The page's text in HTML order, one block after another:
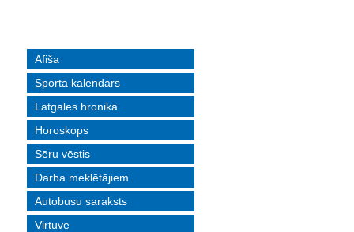
Afiša
Sporta kalendārs
Latgales hronika
Horoskops
Sēru vēstis
Darba meklētājiem
Autobusu saraksts
Virtuve